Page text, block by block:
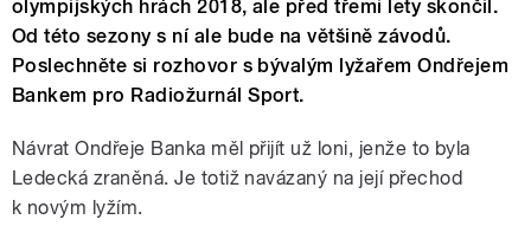
olympijských hrách 2018, ale před třemi lety skončil.
Od této sezony s ní ale bude na většině závodů.
Poslechněte si rozhovor s bývalým lyžařem Ondřejem
Bankem pro Radiožurnál Sport.
Návrat Ondřeje Banka měl přijít už loni, jenže to byla
Ledecká zraněná. Je totiž navázaný na její přechod
k novým lyžím.